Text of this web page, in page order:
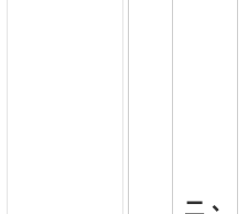
二、